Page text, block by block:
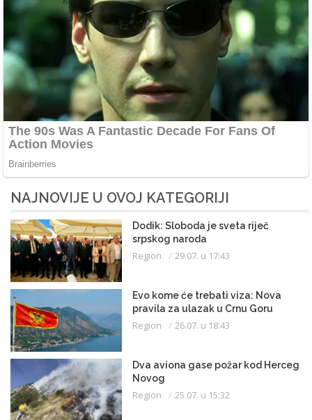
NAJNOVIJE U OVOJ KATEGORIJI
Dodik: Sloboda je sveta riječ
srpskog naroda
Region 29.07. u 17:43
Evo kome će trebati viza: Nova
pravila za ulazak u Crnu Goru
Region 26.07. u 18:43
Dva aviona gase požar kod Herceg
Novog
Region 25.07. u 15:32